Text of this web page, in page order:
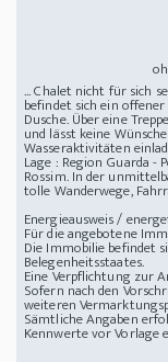
... Chalet nicht für sich
befindet sich ein
Dusche. Über eine
und lässt keine
Wasseraktivitäten
Lage : Region Guarda -
Rossim. In der
tolle Wanderwege,
Energieausweis /
Für die angebotene
Die Immobilie befindet
Belegenheitsstaates.
Eine Verpflichtung zur
Sofern nach den
weiteren
Sämtliche Angaben
Kennwerte vor Vorlage